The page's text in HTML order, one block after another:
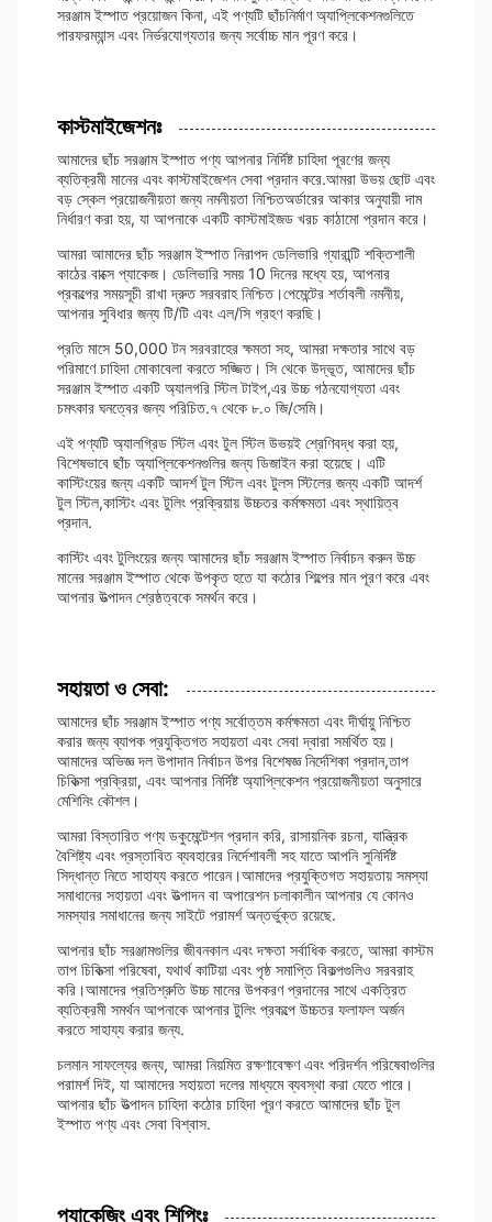
সরঞ্জাম ইস্পাত প্রয়োজন কিনা, এই পণ্যটি ছাঁচনির্মাণ অ্যাপ্লিকেশনগুলিতে
পারফরম্যান্স এবং নির্ভরযোগ্যতার জন্য সর্বোচ্চ মান পূরণ করে।
কাস্টমাইজেশনঃ
আমাদের ছাঁচ সরঞ্জাম ইস্পাত পণ্য আপনার নির্দিষ্ট চাহিদা পূরণের জন্য
ব্যতিক্রমী মানের এবং কাস্টমাইজেশন সেবা প্রদান করে.আমরা উভয় ছোট এবং
বড় স্কেল প্রয়োজনীয়তা জন্য নমনীয়তা নিশ্চিতঅর্ডারের আকার অনুযায়ী দাম
নির্ধারণ করা হয়, যা আপনাকে একটি কাস্টমাইজড খরচ কাঠামো প্রদান করে।
আমরা আমাদের ছাঁচ সরঞ্জাম ইস্পাত নিরাপদ ডেলিভারি গ্যারান্টি শক্তিশালী
কাঠের বাক্সে প্যাকেজ। ডেলিভারি সময় 10 দিনের মধ্যে হয়, আপনার
প্রকল্পের সময়সূচী রাখা দ্রুত সরবরাহ নিশ্চিত।পেমেন্টের শর্তাবলী নমনীয়,
আপনার সুবিধার জন্য টি/টি এবং এল/সি গ্রহণ করছি।
প্রতি মাসে 50,000 টন সরবরাহের ক্ষমতা সহ, আমরা দক্ষতার সাথে বড়
পরিমাণে চাহিদা মোকাবেলা করতে সজ্জিত। সি থেকে উদ্ভূত, আমাদের ছাঁচ
সরঞ্জাম ইস্পাত একটি অ্যালগরি স্টিল টাইপ,এর উচ্চ গঠনযোগ্যতা এবং
চমৎকার ঘনত্বের জন্য পরিচিত.৭ থেকে ৮.০ জি/সেমি।
এই পণ্যটি অ্যালগ্রিড স্টিল এবং টুল স্টিল উভয়ই শ্রেণিবদ্ধ করা হয়,
বিশেষভাবে ছাঁচ অ্যাপ্লিকেশনগুলির জন্য ডিজাইন করা হয়েছে। এটি
কাস্টিংয়ের জন্য একটি আদর্শ টুল স্টিল এবং টুলস স্টিলের জন্য একটি আদর্শ
টুল স্টিল,কাস্টিং এবং টুলিং প্রক্রিয়ায় উচ্চতর কর্মক্ষমতা এবং স্থায়িত্ব
প্রদান.
কাস্টিং এবং টুলিংয়ের জন্য আমাদের ছাঁচ সরঞ্জাম ইস্পাত নির্বাচন করুন উচ্চ
মানের সরঞ্জাম ইস্পাত থেকে উপকৃত হতে যা কঠোর শিল্পের মান পূরণ করে এবং
আপনার উত্পাদন শ্রেষ্ঠত্বকে সমর্থন করে।
সহায়তা ও সেবা:
আমাদের ছাঁচ সরঞ্জাম ইস্পাত পণ্য সর্বোত্তম কর্মক্ষমতা এবং দীর্ঘায়ু নিশ্চিত
করার জন্য ব্যাপক প্রযুক্তিগত সহায়তা এবং সেবা দ্বারা সমর্থিত হয়।
আমাদের অভিজ্ঞ দল উপাদান নির্বাচন উপর বিশেষজ্ঞ নির্দেশিকা প্রদান,তাপ
চিকিত্সা প্রক্রিয়া, এবং আপনার নির্দিষ্ট অ্যাপ্লিকেশন প্রয়োজনীয়তা অনুসারে
মেশিনিং কৌশল।
আমরা বিস্তারিত পণ্য ডকুমেন্টেশন প্রদান করি, রাসায়নিক রচনা, যান্ত্রিক
বৈশিষ্ট্য এবং প্রস্তাবিত ব্যবহারের নির্দেশাবলী সহ যাতে আপনি সুনির্দিষ্ট
সিদ্ধান্ত নিতে সাহায্য করতে পারেন।আমাদের প্রযুক্তিগত সহায়তায় সমস্যা
সমাধানের সহায়তা এবং উত্পাদন বা অপারেশন চলাকালীন আপনার যে কোনও
সমস্যার সমাধানের জন্য সাইটে পরামর্শ অন্তর্ভুক্ত রয়েছে.
আপনার ছাঁচ সরঞ্জামগুলির জীবনকাল এবং দক্ষতা সর্বাধিক করতে, আমরা কাস্টম
তাপ চিকিত্সা পরিষেবা, যথার্থ কাটিয়া এবং পৃষ্ঠ সমাপ্তি বিকল্পগুলিও সরবরাহ
করি।আমাদের প্রতিশ্রুতি উচ্চ মানের উপকরণ প্রদানের সাথে একত্রিত
ব্যতিক্রমী সমর্থন আপনাকে আপনার টুলিং প্রকল্পে উচ্চতর ফলাফল অর্জন
করতে সাহায্য করার জন্য.
চলমান সাফল্যের জন্য, আমরা নিয়মিত রক্ষণাবেক্ষণ এবং পরিদর্শন পরিষেবাগুলির
পরামর্শ দিই, যা আমাদের সহায়তা দলের মাধ্যমে ব্যবস্থা করা যেতে পারে।
আপনার ছাঁচ উত্পাদন চাহিদা কঠোর চাহিদা পূরণ করতে আমাদের ছাঁচ টুল
ইস্পাত পণ্য এবং সেবা বিশ্বাস.
প্যাকেজিং এবং শিপিংঃ